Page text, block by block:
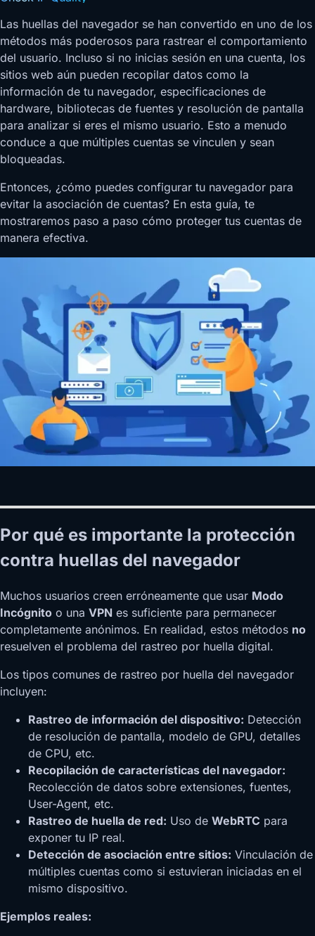
Las huellas del navegador se han convertido en uno de los
métodos más poderosos para rastrear el comportamiento
del usuario. Incluso si no inicias sesión en una cuenta, los
sitios web aún pueden recopilar datos como la
información de tu navegador, especificaciones de
hardware, bibliotecas de fuentes y resolución de pantalla
para analizar si eres el mismo usuario. Esto a menudo
conduce a que múltiples cuentas se vinculen y sean
bloqueadas.
Entonces, ¿cómo puedes configurar tu navegador para
evitar la asociación de cuentas? En esta guía, te
mostraremos paso a paso cómo proteger tus cuentas de
manera efectiva.
Por qué es importante la protección
contra huellas del navegador
Muchos usuarios creen erróneamente que usar Modo
Incógnito o una VPN es suficiente para permanecer
completamente anónimos. En realidad, estos métodos no
resuelven el problema del rastreo por huella digital.
Los tipos comunes de rastreo por huella del navegador
incluyen:
Rastreo de información del dispositivo: Detección
de resolución de pantalla, modelo de GPU, detalles
de CPU, etc.
Recopilación de características del navegador:
Recolección de datos sobre extensiones, fuentes,
User-Agent, etc.
Rastreo de huella de red: Uso de WebRTC para
exponer tu IP real.
Detección de asociación entre sitios: Vinculación de
múltiples cuentas como si estuvieran iniciadas en el
mismo dispositivo.
Ejemplos reales: